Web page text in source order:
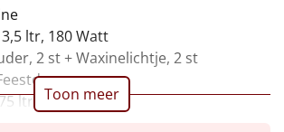
ltr, 180 Watt
2 st + Waxinelichtje, 2 st
ltr Toon meer